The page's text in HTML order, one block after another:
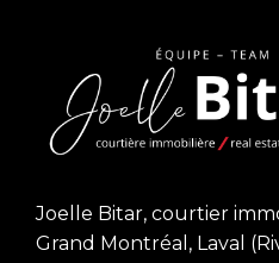
Joelle Bitar, courtier
Grand Montréal, Laval